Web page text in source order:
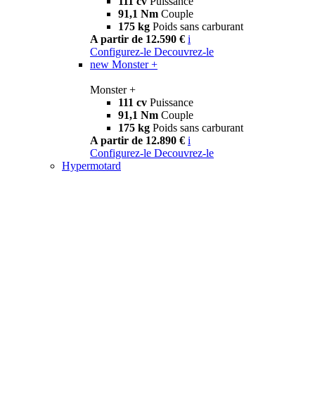
91,1 Nm Couple
175 kg Poids sans carburant
A partir de 12.590 € i
Configurez-le Decouvrez-le
new Monster +
Monster +
111 cv Puissance
91,1 Nm Couple
175 kg Poids sans carburant
A partir de 12.890 € i
Configurez-le Decouvrez-le
Hypermotard